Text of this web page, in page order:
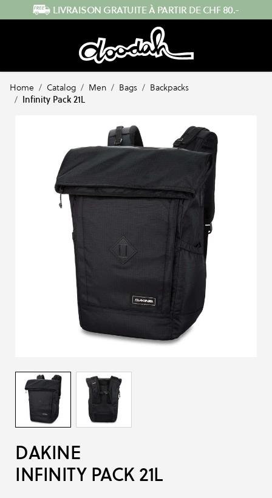
Skip to Content ENVOI RAPIDE DEPUIS LA SUISSE
Home / Catalog / Men / Bags / Backpacks
/ Infinity Pack 21L
DAKINE
INFINITY PACK 21L